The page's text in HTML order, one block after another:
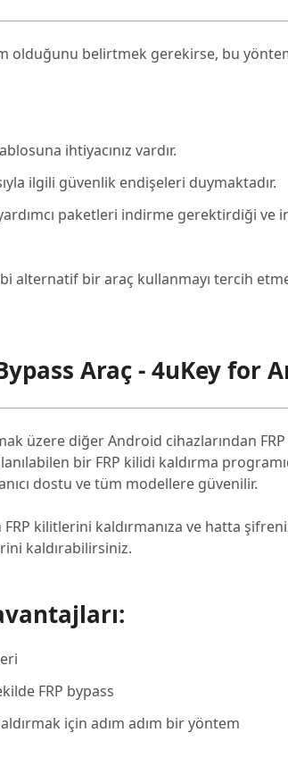
olduğunu belirtmek gerekirse, bu
ihtiyacınız vardır.
ilgili güvenlik endişeleri duymaktadır.
paketleri indirme gerektirdiği ve
alternatif bir araç kullanmayı tercih
Araç - 4uKey for
üzere diğer Android cihazlarından FRP
bir FRP kilidi kaldırma
dostu ve tüm modellere güvenilir.
kilitlerini kaldırmanıza ve hatta
kaldırabilirsiniz.
FRP bypass
için adım adım bir yöntem